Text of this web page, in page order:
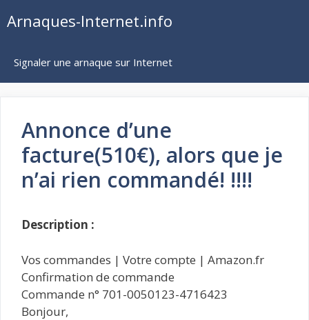
auArnaques-Internet.info
Signaler une arnaque sur Internet
Annonce d’une
facture(510€), alors que je
n’ai rien commandé! !!!!
Description :
Vos commandes | Votre compte | Amazon.fr
Confirmation de commande
Commande n° 701-0050123-4716423
Bonjour,